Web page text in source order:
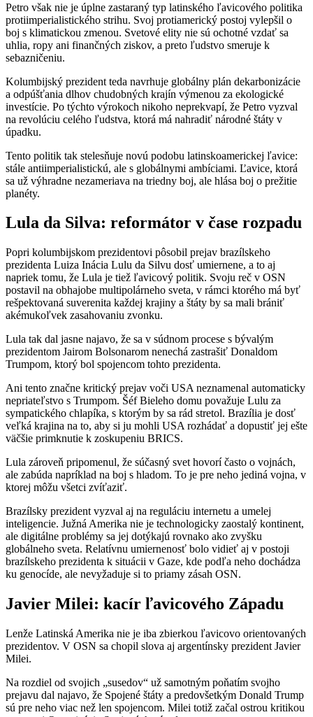
Petro však nie je úplne zastaraný typ latinského ľavicového politika
protiimperialistického strihu. Svoj protiamerický postoj vylepšil o
boj s klimatickou zmenou. Svetové elity nie sú ochotné vzdať sa
uhlia, ropy ani finančných ziskov, a preto ľudstvo smeruje k
sebazničeniu.
Kolumbijský prezident teda navrhuje globálny plán dekarbonizácie
a odpúšťania dlhov chudobných krajín výmenou za ekologické
investície. Po týchto výrokoch nikoho neprekvapí, že Petro vyzval
na revolúciu celého ľudstva, ktorá má nahradiť národné štáty v
úpadku.
Tento politik tak stelesňuje novú podobu latinskoamerickej ľavice:
stále antiimperialistickú, ale s globálnymi ambíciami. Ľavice, ktorá
sa už výhradne nezameriava na triedny boj, ale hlása boj o prežitie
planéty.
Lula da Silva: reformátor v čase rozpadu
Popri kolumbijskom prezidentovi pôsobil prejav brazílskeho
prezidenta Luiza Inácia Lulu da Silvu dosť umiernene, a to aj
napriek tomu, že Lula je tiež ľavicový politik. Svoju reč v OSN
postavil na obhajobe multipolárneho sveta, v rámci ktorého má byť
rešpektovaná suverenita každej krajiny a štáty by sa mali brániť
akémukoľvek zasahovaniu zvonku.
Lula tak dal jasne najavo, že sa v súdnom procese s bývalým
prezidentom Jairom Bolsonarom nenechá zastrašiť Donaldom
Trumpom, ktorý bol spojencom tohto prezidenta.
Ani tento značne kritický prejav voči USA neznamenal automaticky
nepriateľstvo s Trumpom. Šéf Bieleho domu považuje Lulu za
sympatického chlapíka, s ktorým by sa rád stretol. Brazília je dosť
veľká krajina na to, aby si ju mohli USA rozhádať a dopustiť jej ešte
väčšie primknutie k zoskupeniu BRICS.
Lula zároveň pripomenul, že súčasný svet hovorí často o vojnách,
ale zabúda napríklad na boj s hladom. To je pre neho jediná vojna, v
ktorej môžu všetci zvíťaziť.
Brazílsky prezident vyzval aj na reguláciu internetu a umelej
inteligencie. Južná Amerika nie je technologicky zaostalý kontinent,
ale digitálne problémy sa jej dotýkajú rovnako ako zvyšku
globálneho sveta. Relatívnu umiernenosť bolo vidieť aj v postoji
brazílskeho prezidenta k situácii v Gaze, kde podľa neho dochádza
ku genocíde, ale nevyžaduje si to priamy zásah OSN.
Javier Milei: kacír ľavicového Západu
Lenže Latinská Amerika nie je iba zbierkou ľavicovo orientovaných
prezidentov. V OSN sa chopil slova aj argentínsky prezident Javier
Milei.
Na rozdiel od svojich „susedov“ už samotným poňatím svojho
prejavu dal najavo, že Spojené štáty a predovšetkým Donald Trump
sú pre neho viac než len spojencom. Milei totiž začal ostrou kritikou